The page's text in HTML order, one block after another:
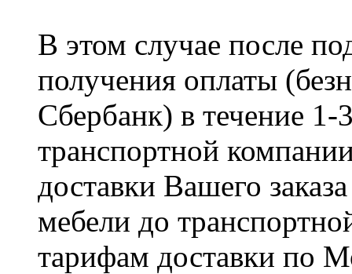
В этом случае после
получения оплаты
Сбербанк) в течение
транспортной
доставки Вашего
мебели до
тарифам доставки по